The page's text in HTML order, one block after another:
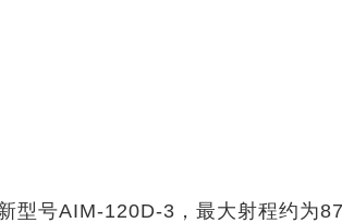
型号AIM-120D-3，最大射程约为